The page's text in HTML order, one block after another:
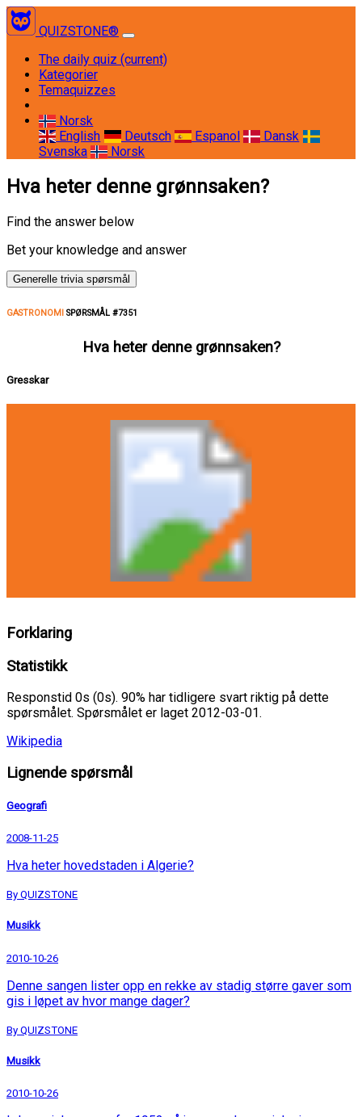
QUIZSTONE®
The daily quiz (current)
Kategorier
Temaquizzes
Norsk
English
Deutsch Espanol
Dansk
Svenska
Norsk
Hva heter denne grønnsaken?
Find the answer below
Bet your knowledge and answer
Generelle trivia spørsmål
GASTRONOMI SPØRSMÅL #7351
Hva heter denne grønnsaken?
Gresskar
Forklaring
Statistikk
Responstid 0s (0s). 90% har tidligere svart riktig på dette
spørsmålet. Spørsmålet er laget 2012-03-01.
Wikipedia
Lignende spørsmål
Geografi
2008-11-25
Hva heter hovedstaden i Algerie?
By QUIZSTONE
Musikk
2010-10-26
Denne sangen lister opp en rekke av stadig større gaver som
gis i løpet av hvor mange dager?
By QUIZSTONE
Musikk
2010-10-26